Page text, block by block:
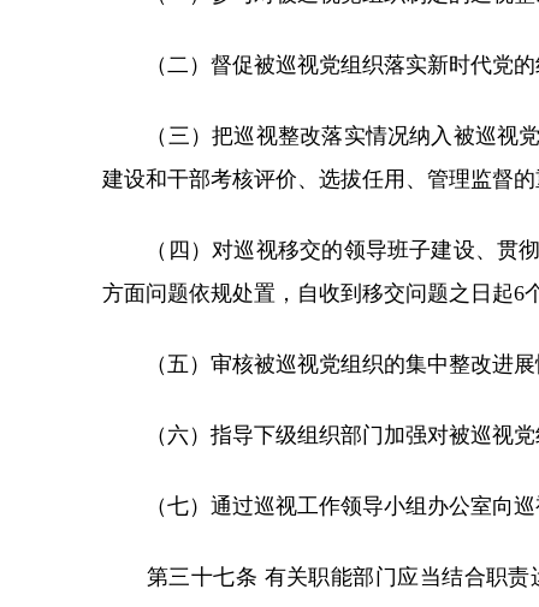
（二）督促被巡视党组织落实新时代党的
（三）把巡视整改落实情况纳入被巡视党
建设和干部考核评价、选拔任用、管理监督
（四）对巡视移交的领导班子建设、贯彻
方面问题依规处置，自收到移交问题之日起
（五）审核被巡视党组织的集中整改进展
（六）指导下级组织部门加强对被巡视党
（七）通过巡视工作领导小组办公室向巡
第三十七条 有关职能部门应当结合职责